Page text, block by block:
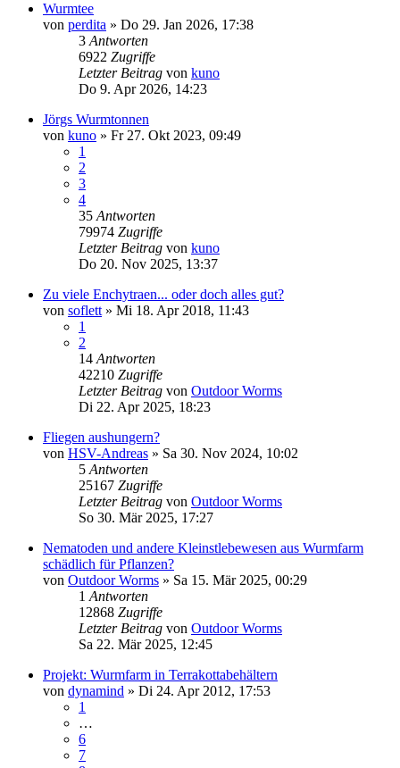
Wurmtee
von perdita » Do 29. Jan 2026, 17:38
3 Antworten
6922 Zugriffe
Letzter Beitrag von kuno
Do 9. Apr 2026, 14:23
Jörgs Wurmtonnen
von kuno » Fr 27. Okt 2023, 09:49
1
2
3
4
35 Antworten
79974 Zugriffe
Letzter Beitrag von kuno
Do 20. Nov 2025, 13:37
Zu viele Enchytraen... oder doch alles gut?
von soflett » Mi 18. Apr 2018, 11:43
1
2
14 Antworten
42210 Zugriffe
Letzter Beitrag von Outdoor Worms
Di 22. Apr 2025, 18:23
Fliegen aushungern?
von HSV-Andreas » Sa 30. Nov 2024, 10:02
5 Antworten
25167 Zugriffe
Letzter Beitrag von Outdoor Worms
So 30. Mär 2025, 17:27
Nematoden und andere Kleinstlebewesen aus Wurmfarm
schädlich für Pflanzen?
von Outdoor Worms » Sa 15. Mär 2025, 00:29
1 Antworten
12868 Zugriffe
Letzter Beitrag von Outdoor Worms
Sa 22. Mär 2025, 12:45
Projekt: Wurmfarm in Terrakottabehältern
von dynamind » Di 24. Apr 2012, 17:53
1
…
6
7